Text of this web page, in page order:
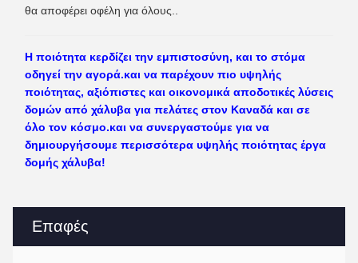
Επαφές
θα αποφέρει οφέλη για όλους..
Η ποιότητα κερδίζει την εμπιστοσύνη, και το στόμα
οδηγεί την αγορά.και να παρέχουν πιο υψηλής
ποιότητας, αξιόπιστες και οικονομικά αποδοτικές λύσεις
δομών από χάλυβα για πελάτες στον Καναδά και σε
όλο τον κόσμο.και να συνεργαστούμε για να
δημιουργήσουμε περισσότερα υψηλής ποιότητας έργα
δομής χάλυβα!